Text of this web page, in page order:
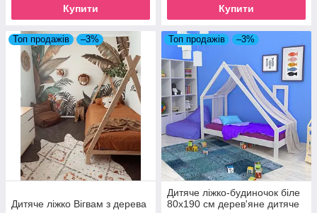
Купити Купити
Топ продажів –3%
Дитяче ліжко Вігвам з дерева
Топ продажів –3%
Дитяче ліжко-будиночок біле
80х190 см дерев'яне дитяче